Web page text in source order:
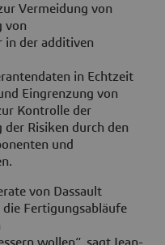
Vermeidung von
von
in der additiven
in Echtzeit
Eingrenzung von
Kontrolle der
der Risiken durch den
und
von Dassault
Fertigungsabläufe